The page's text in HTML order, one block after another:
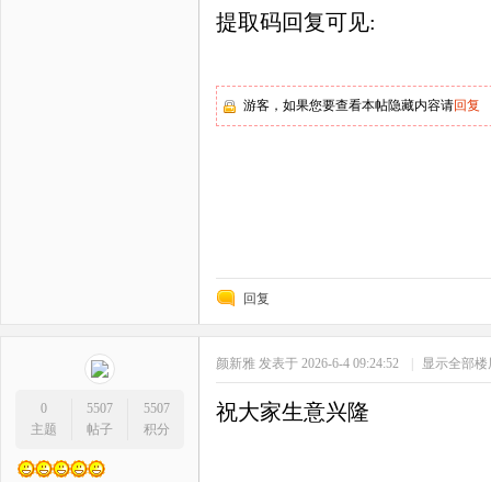
提取码回复可见:
游客，如果您要查看本帖隐藏内容请回复
回复
0
主题
5507
帖子
5507
积分
颜新雅 发表于 2026-6-4 09:24:52 | 显示全部楼
祝大家生意兴隆